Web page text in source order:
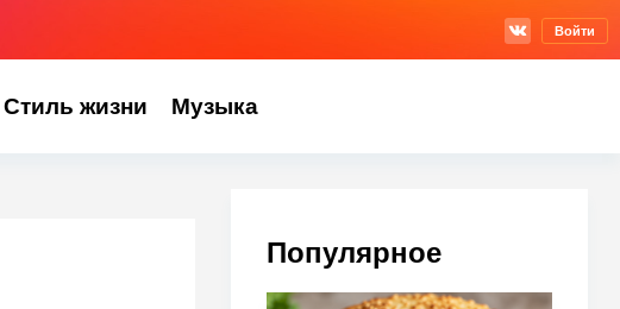
Войти
Стиль жизни Музыка
Популярное